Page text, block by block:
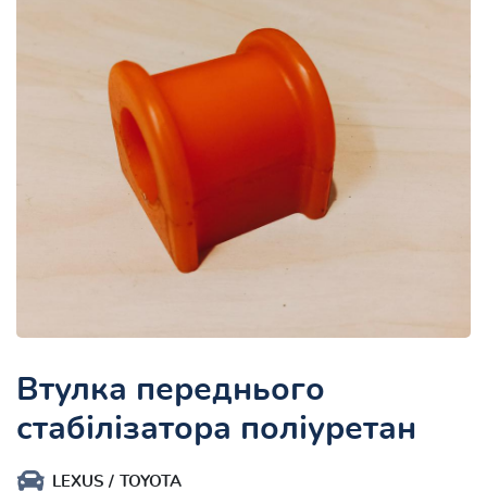
Втулка переднього
стабілізатора поліуретан
LEXUS TOYOTA